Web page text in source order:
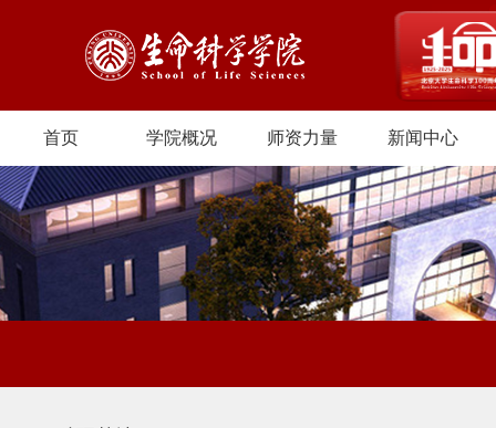
首页 学院概况 师资力量 新闻中心